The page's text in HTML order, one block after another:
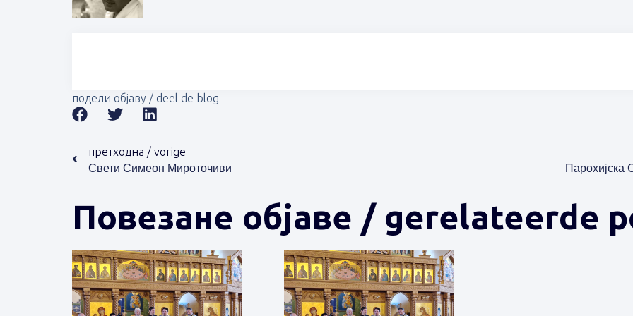
подели објаву / deel de blog
претходна / vorige
Свети Симеон Мироточиви Парохијска
Повезане објаве / gerelateerde